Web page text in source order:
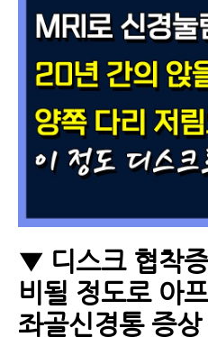
▼ 디스크 협착
비될 정도로 아
좌골신경통 증